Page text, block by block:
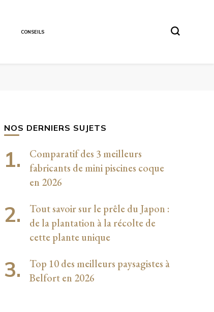
CONSEILS
NOS DERNIERS SUJETS
Comparatif des 3 meilleurs
fabricants de mini piscines coque
en 2026
Tout savoir sur le prêle du Japon :
de la plantation à la récolte de
cette plante unique
Top 10 des meilleurs paysagistes à
Belfort en 2026